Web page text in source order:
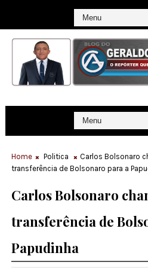
Home Politica
Carlos Bolsonaro
transferência de Bolsonaro para a
Carlos Bolsonaro
transferência de
Papudinha